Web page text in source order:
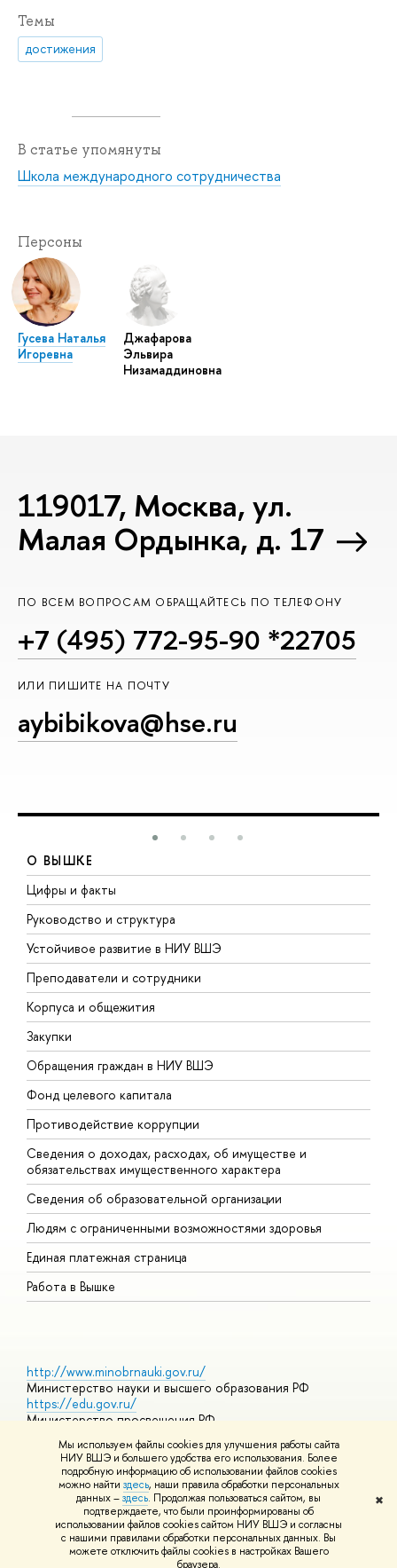
Мы используем файлы cookies для улучшения работы сайта
НИУ ВШЭ и большего удобства его использования. Более
подробную информацию об использовании файлов cookies
можно найти здесь, наши правила обработки персональных
данных –здесь. Продолжая пользоваться сайтом, вы
подтверждаете, что были проинформированы об
использовании файлов cookies сайтом НИУ ВШЭ и согласны
с нашими правилами обработки персональных данных. Вы
можете отключить файлы cookies в настройках Вашего
браузера.
✖
Темы
достижения
В статье упомянуты
Школа международного сотрудничества
Персоны
Гусева Наталья
Игоревна
Джафарова
Эльвира
Низамаддиновна
119017, Москва, ул.
Малая Ордынка, д. 17
ПО ВСЕМ ВОПРОСАМ ОБРАЩАЙТЕСЬ ПО ТЕЛЕФОНУ
+7 (495) 772-95-90 *22705
ИЛИ ПИШИТЕ НА ПОЧТУ
aybibikova@hse.ru
О ВЫШКЕ
Цифры и факты
Руководство и структура
Устойчивое развитие в НИУ ВШЭ
Преподаватели и сотрудники
Корпуса и общежития
Закупки
Обращения граждан в НИУ ВШЭ
Фонд целевого капитала
Противодействие коррупции
Сведения о доходах, расходах, об имуществе и
обязательствах имущественного характера
Сведения об образовательной организации
Людям с ограниченными возможностями здоровья
Единая платежная страница
Работа в Вышке
http://www.minobrnauki.gov.ru/
Министерство науки и высшего образования РФ
https://edu.gov.ru/
Министерство просвещения РФ
https://elearning.hse.ru/mooc
Массовые открытые онлайн-курсы
© НИУ ВШЭ 1993–2026 Адреса и контактыУсловия
использования материалов Политика конфиденциальности
Шрифты HSE Sans и HSE Slab разработаны вШколе дизайна НИУ